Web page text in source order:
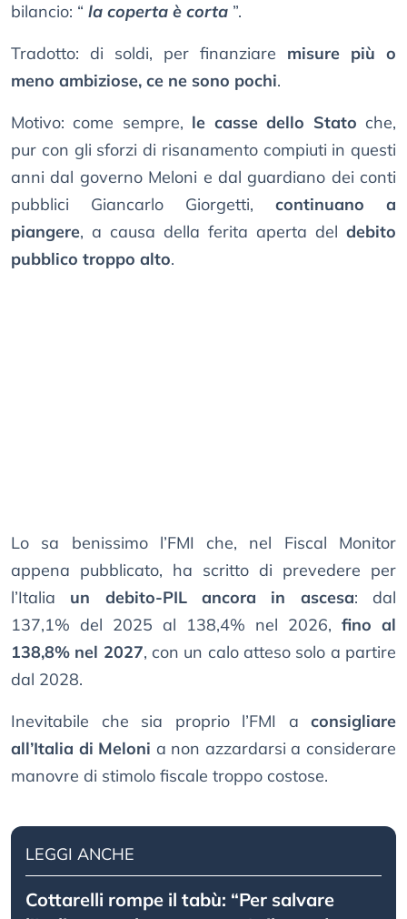
bilancio: “ la coperta è corta ”.
Tradotto: di soldi, per finanziare misure più o
meno ambiziose, ce ne sono pochi.
Motivo: come sempre, le casse dello Stato che,
pur con gli sforzi di risanamento compiuti in questi
anni dal governo Meloni e dal guardiano dei conti
pubblici Giancarlo Giorgetti, continuano a
piangere, a causa della ferita aperta del debito
pubblico troppo alto.
Lo sa benissimo l’FMI che, nel Fiscal Monitor
appena pubblicato, ha scritto di prevedere per
l’Italia un debito-PIL ancora in ascesa: dal
137,1% del 2025 al 138,4% nel 2026, fino al
138,8% nel 2027, con un calo atteso solo a partire
dal 2028.
Inevitabile che sia proprio l’FMI a consigliare
all’Italia di Meloni a non azzardarsi a considerare
manovre di stimolo fiscale troppo costose.
LEGGI ANCHE
Cottarelli rompe il tabù: “Per salvare